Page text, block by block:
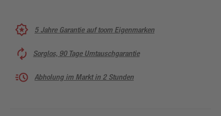
5 Jahre Garantie auf toom Eigenmarken
Sorglos, 90 Tage Umtauschgarantie
Abholung im Markt in 2 Stunden